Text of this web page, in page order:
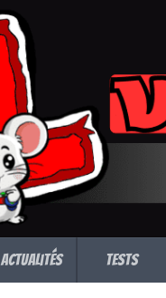
Actualités Tests